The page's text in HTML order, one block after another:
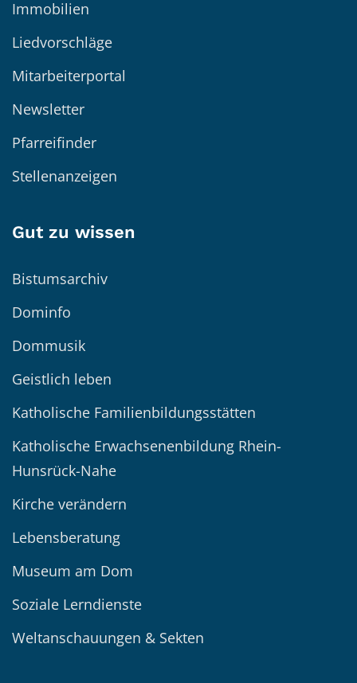
Immobilien
Liedvorschläge
Mitarbeiterportal
Newsletter
Pfarreifinder
Stellenanzeigen
Gut zu wissen
Bistumsarchiv
Dominfo
Dommusik
Geistlich leben
Katholische Familienbildungsstätten
Katholische Erwachsenenbildung Rhein-
Hunsrück-Nahe
Kirche verändern
Lebensberatung
Museum am Dom
Soziale Lerndienste
Weltanschauungen & Sekten